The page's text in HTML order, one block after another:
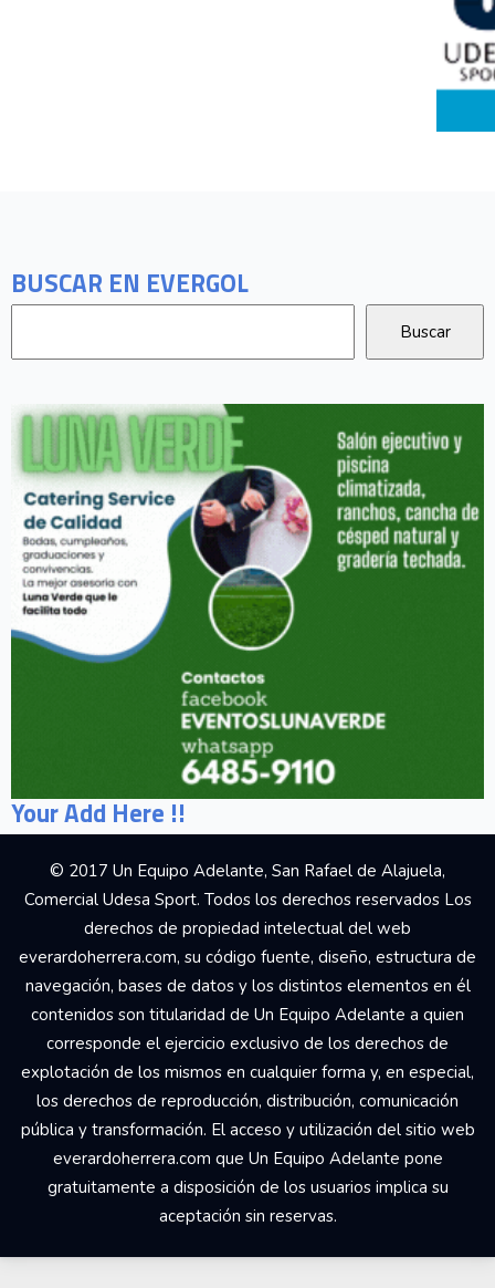
BUSCAR EN EVERGOL
Your Add Here !!
© 2017 Un Equipo Adelante, San Rafael de Alajuela,
Comercial Udesa Sport. Todos los derechos reservados Los
derechos de propiedad intelectual del web
everardoherrera.com, su código fuente, diseño, estructura de
navegación, bases de datos y los distintos elementos en él
contenidos son titularidad de Un Equipo Adelante a quien
corresponde el ejercicio exclusivo de los derechos de
explotación de los mismos en cualquier forma y, en especial,
los derechos de reproducción, distribución, comunicación
pública y transformación. El acceso y utilización del sitio web
everardoherrera.com que Un Equipo Adelante pone
gratuitamente a disposición de los usuarios implica su
aceptación sin reservas.